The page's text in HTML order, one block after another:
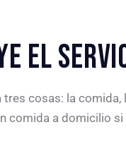
EL
cosas: la
comida a domicilio